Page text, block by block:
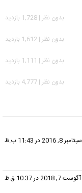
بدون نظر | 1,728 بازدید
بدون نظر | 1,612 بازدید
بدون نظر | 1,111 بازدید
بدون نظر | 4,777 بازدید
سپتامبر 8, 2016 در 11:43 ب.ظ
آگوست 7, 2018 در 10:37 ق.ظ